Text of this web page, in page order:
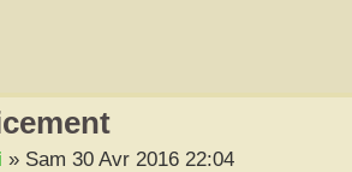
» Sam 30 Avr 2016 22:04